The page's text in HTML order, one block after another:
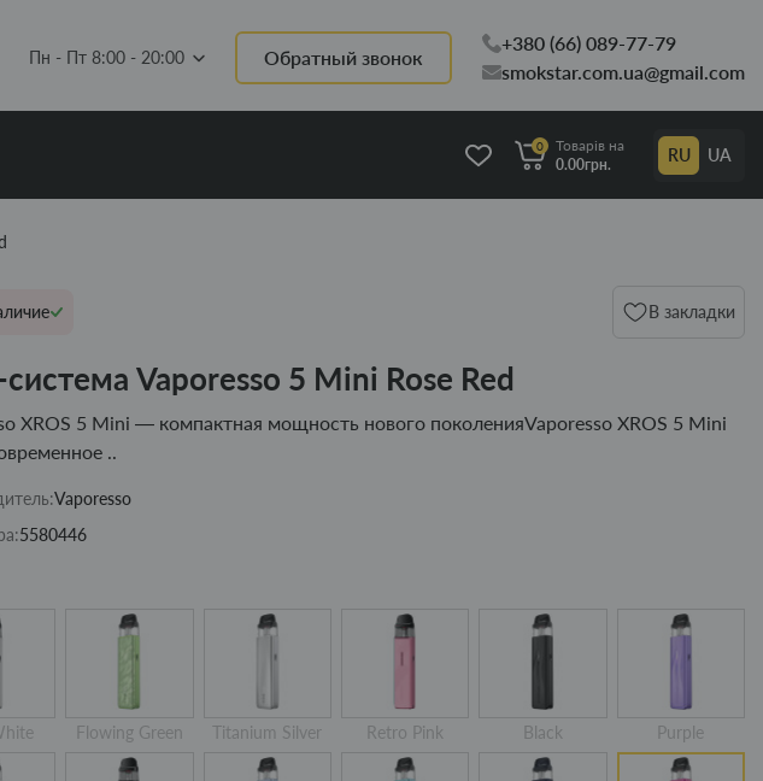
Пн - Пт 8:00 - 20:00 Обратный звонок
+380 (66) 089-77-79
smokstar.com.ua@gmail.com
0
Товарів на
0.00грн.
RU UA
В закладки
Vaporesso 5 Mini Rose Red
XROS 5 Mini — компактная мощность нового поколенияVaporesso XROS 5 Mini
..
Vaporesso
5580446
Flowing Green Titanium Silver Retro Pink Black Purple